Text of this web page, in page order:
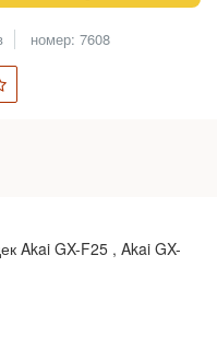
номер: 7608
Akai GX-F25 , Akai GX-